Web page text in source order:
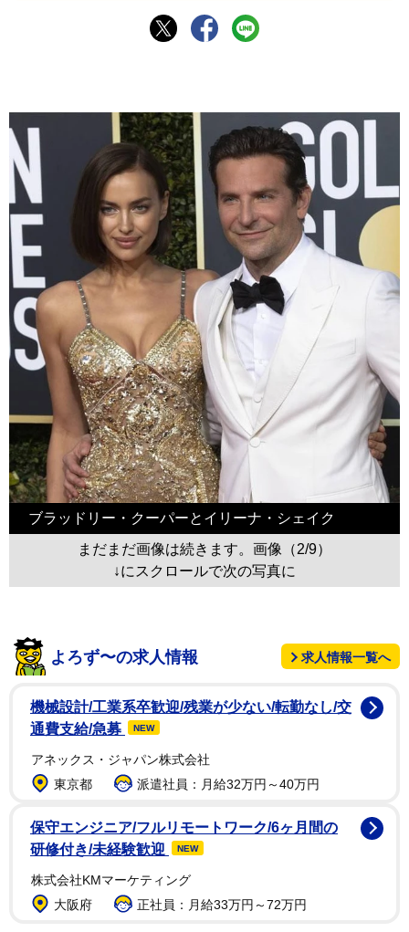
ブラッドリー・クーパーとイリーナ・シェイク
まだまだ画像は続きます。画像（2/9）
↓にスクロールで次の写真に
よろず〜の求人情報 求人情報一覧へ
機械設計/工業系卒歓迎/残業が少ない/転勤なし/交
通費支給/急募
NEW
アネックス・ジャパン株式会社
東京都
派遣社員：月給32万円～40万円
保守エンジニア/フルリモートワーク/6ヶ月間の
研修付き/未経験歓迎
NEW
株式会社KMマーケティング
大阪府
正社員：月給33万円～72万円